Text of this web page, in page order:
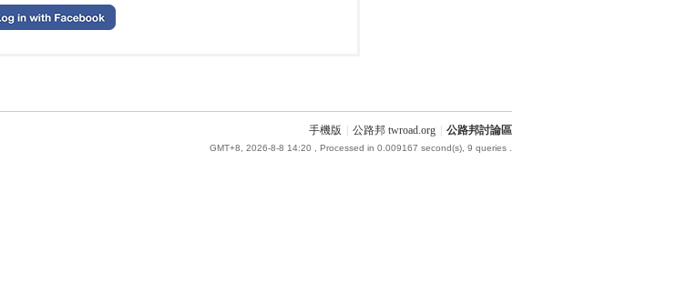
手機版 公路邦 twroad.org 公路邦討論區
GMT+8, 2026-8-8 14:20 , Processed in 0.009167 second(s), 9 queries .